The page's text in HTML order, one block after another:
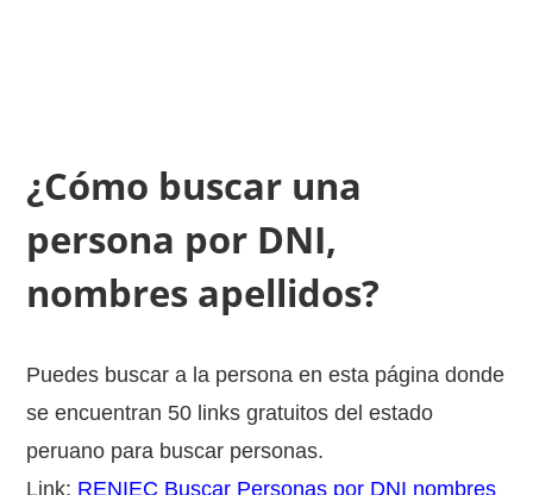
¿Cómo buscar una
persona por DNI,
nombres apellidos?
Puedes buscar a la persona en esta página donde
se encuentran 50 links gratuitos del estado
peruano para buscar personas.
Link: RENIEC Buscar Personas por DNI nombres